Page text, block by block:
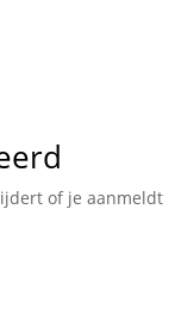
of je aanmeldt